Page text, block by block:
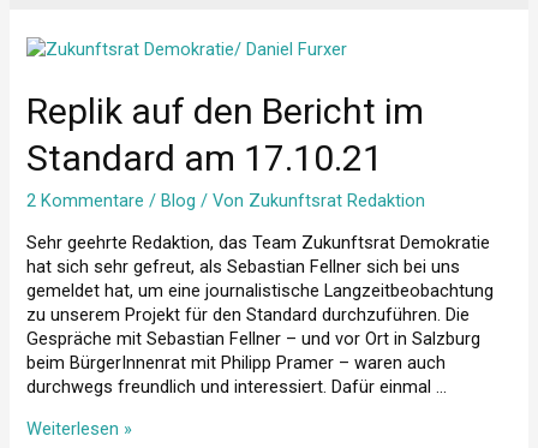
Replik auf den Bericht im
Standard am 17.10.21
2 Kommentare /Blog / Von Zukunftsrat Redaktion
Sehr geehrte Redaktion, das Team Zukunftsrat Demokratie
hat sich sehr gefreut, als Sebastian Fellner sich bei uns
gemeldet hat, um eine journalistische Langzeitbeobachtung
zu unserem Projekt für den Standard durchzuführen. Die
Gespräche mit Sebastian Fellner – und vor Ort in Salzburg
beim BürgerInnenrat mit Philipp Pramer – waren auch
durchwegs freundlich und interessiert. Dafür einmal …
Replik
Weiterlesen »